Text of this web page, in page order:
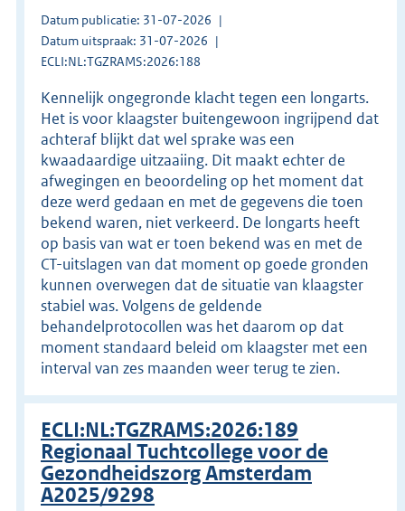
Datum publicatie: 31-07-2026
Datum uitspraak: 31-07-2026
ECLI:NL:TGZRAMS:2026:188
Kennelijk ongegronde klacht tegen een longarts.
Het is voor klaagster buitengewoon ingrijpend dat
achteraf blijkt dat wel sprake was een
kwaadaardige uitzaaiing. Dit maakt echter de
afwegingen en beoordeling op het moment dat
deze werd gedaan en met de gegevens die toen
bekend waren, niet verkeerd. De longarts heeft
op basis van wat er toen bekend was en met de
CT-uitslagen van dat moment op goede gronden
kunnen overwegen dat de situatie van klaagster
stabiel was. Volgens de geldende
behandelprotocollen was het daarom op dat
moment standaard beleid om klaagster met een
interval van zes maanden weer terug te zien.
ECLI:NL:TGZRAMS:2026:189
Regionaal Tuchtcollege voor de
Gezondheidszorg Amsterdam
A2025/9298